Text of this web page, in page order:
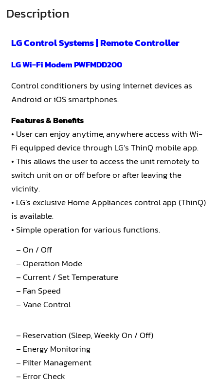
Description
LG Control Systems | Remote Controller
LG Wi-Fi Modem PWFMDD200
Control conditioners by using internet devices as
Android or iOS smartphones.
Features & Benefits
• User can enjoy anytime, anywhere access with Wi-
Fi equipped device through LG’s ThinQ mobile app.
• This allows the user to access the unit remotely to
switch unit on or off before or after leaving the
vicinity.
• LG’s exclusive Home Appliances control app (ThinQ)
is available.
• Simple operation for various functions.
– On / Off
– Operation Mode
– Current / Set Temperature
– Fan Speed
– Vane Control
– Reservation (Sleep, Weekly On / Off)
– Energy Monitoring
– Filter Management
– Error Check